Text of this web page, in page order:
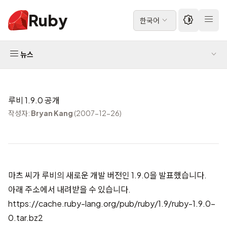
Ruby 한국어
뉴스
루비 1.9.0 공개
작성자: Bryan Kang (2007-12-26)
마츠 씨가 루비의 새로운 개발 버전인 1.9.0을 발표했습니다.
아래 주소에서 내려받을 수 있습니다.
https://cache.ruby-lang.org/pub/ruby/1.9/ruby-1.9.0-
0.tar.bz2